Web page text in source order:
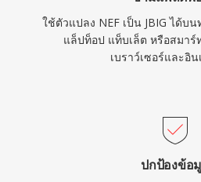
ใช้ตัวแปลง NEF เป็น JBIG ได้
แล็ปท็อป แท็บเล็ต หรือสมา
เบราว์เซอร์และอิน
ปกป้องข้อ